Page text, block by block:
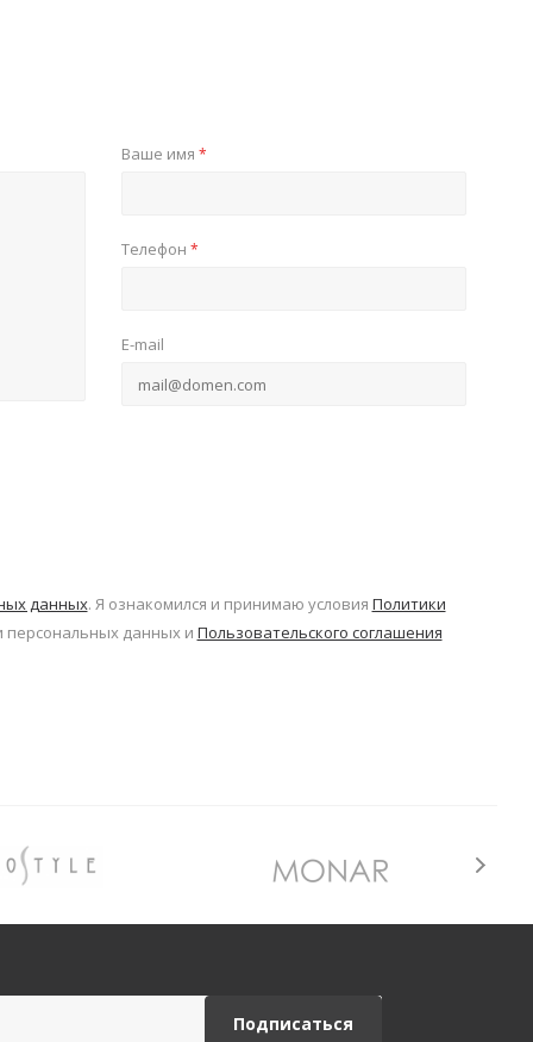
Ваше имя *
Телефон *
E-mail
данных. Я ознакомился и принимаю условия Политики
данных и Пользовательского соглашения